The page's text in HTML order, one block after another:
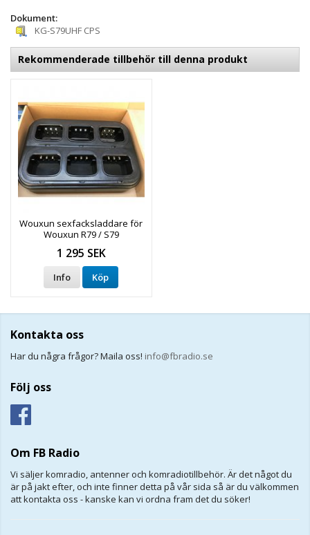
Dokument:
KG-S79UHF CPS
Rekommenderade tillbehör till denna produkt
Wouxun sexfacksladdare för
Wouxun R79 / S79
1 295 SEK
Info Köp
Kontakta oss
Har du några frågor? Maila oss! info@fbradio.se
Följ oss
Om FB Radio
Vi säljer komradio, antenner och komradiotillbehör. Är det något du
är på jakt efter, och inte finner detta på vår sida så är du välkommen
att kontakta oss - kanske kan vi ordna fram det du söker!